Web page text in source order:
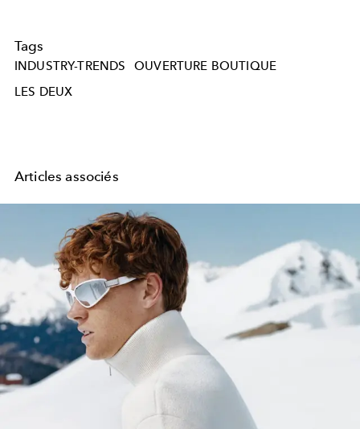
Tags
INDUSTRY-TRENDS
OUVERTURE BOUTIQUE
LES DEUX
Articles associés